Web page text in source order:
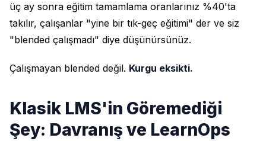
üç ay sonra eğitim tamamlama oranlarınız %40'ta
takılır, çalışanlar "yine bir tık-geç eğitimi" der ve siz
"blended çalışmadı" diye düşünürsünüz.
Çalışmayan blended değil. Kurgu eksikti.
Klasik LMS'in Göremediği
Şey: Davranış ve LearnOps